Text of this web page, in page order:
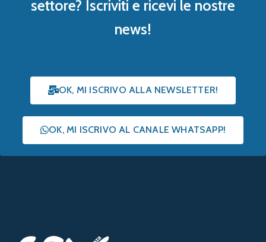
settore? Iscriviti e ricevi le nostre
news!
OK, MI ISCRIVO ALLA NEWSLETTER!
OK, MI ISCRIVO AL CANALE WHATSAPP!